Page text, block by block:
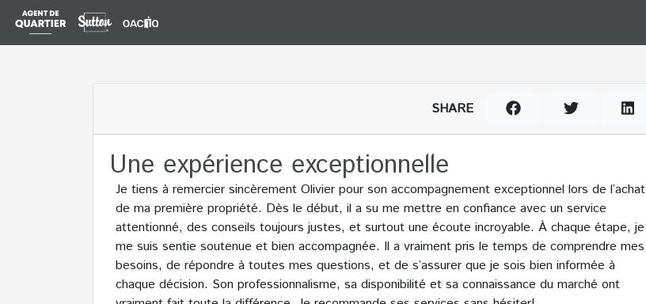
SHARE
Une expérience exceptionnelle
Je tiens à remercier sincèrement Olivier pour son accompagnement exceptionnel lors de l’achat
de ma première propriété. Dès le début, il a su me mettre en confiance avec un service
attentionné, des conseils toujours justes, et surtout une écoute incroyable. À chaque étape, je
me suis sentie soutenue et bien accompagnée. Il a vraiment pris le temps de comprendre mes
besoins, de répondre à toutes mes questions, et de s’assurer que je sois bien informée à
chaque décision. Son professionnalisme, sa disponibilité et sa connaissance du marché ont